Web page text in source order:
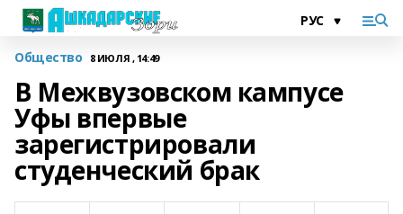
Общество 8 ИЮЛЯ , 14:49
В Межвузовском кампусе
Уфы впервые
зарегистрировали
студенческий брак